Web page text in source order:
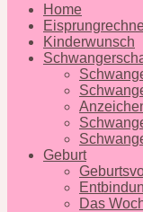
Home
Kinderwunsch
Geburt
Das